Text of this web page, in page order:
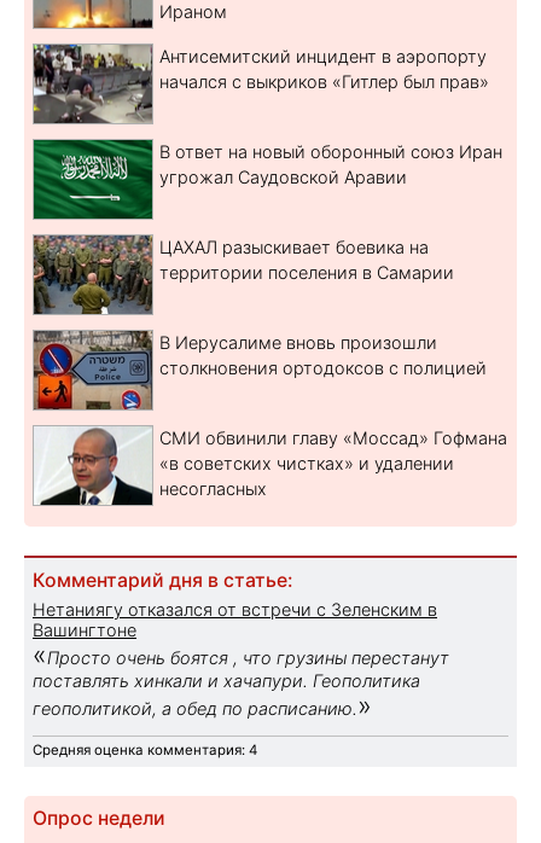
Ираном
Антисемитский инцидент в аэропорту
начался с выкриков «Гитлер был прав»
В ответ на новый оборонный союз Иран
угрожал Саудовской Аравии
ЦАХАЛ разыскивает боевика на
территории поселения в Самарии
В Иерусалиме вновь произошли
столкновения ортодоксов с полицией
СМИ обвинили главу «Моссад» Гофмана
«в советских чистках» и удалении
несогласных
Комментарий дня в статье:
Нетаниягу отказался от встречи с Зеленским в
Вашингтоне
«Просто очень боятся , что грузины перестанут
поставлять хинкали и хачапури. Геополитика
геополитикой, а обед по расписанию. »
Средняя оценка комментария: 4
Опрос недели